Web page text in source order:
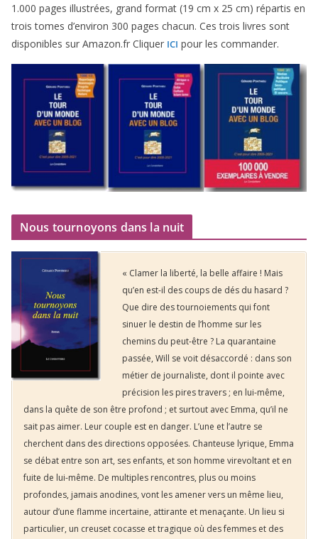
1 .000 pages illus­trées, grand for­mat (19 cm x 25 cm) répar­tis en
trois tomes d’environ 300 pages cha­cun. Ces trois livres sont
dis­po­nibles sur Amazon​.fr Cliquer ICI pour les commander.
Nous tournoyons dans la nuit
« Clamer la liberté, la belle affaire ! Mais
qu’en est-il des coups de dés du hasard ?
Que dire des tournoiements qui font
sinuer le destin de l’homme sur les
chemins du peut-être ? La quarantaine
passée, Will se voit désaccordé : dans son
métier de journaliste, dont il pointe avec
précision les pires travers ; en lui-même,
dans la quête de son être profond ; et surtout avec Emma, qu’il ne
sait pas aimer. Leur couple est en danger. L’une et l’autre se
cherchent dans des directions opposées. Chanteuse lyrique, Emma
se débat entre son art, ses enfants, et son homme virevoltant et en
fuite de lui-même. De multiples rencontres, plus ou moins
profondes, jamais anodines, vont les amener vers un même lieu,
autour d’une flamme incertaine, attirante et menaçante. Un lieu si
particulier, un creuset cocasse et tragique où des femmes et des